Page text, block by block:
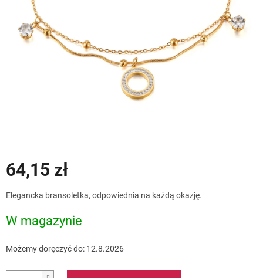
64,15 zł
jednostkowa:
Elegancka bransoletka, odpowiednia na każdą okazję.
W magazynie
Możemy doręczyć do: 12.8.2026